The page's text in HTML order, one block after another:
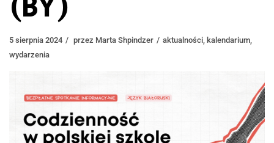
5 sierpnia 2024 przez Marta Shpindzer aktualności kalendarium
wydarzenia